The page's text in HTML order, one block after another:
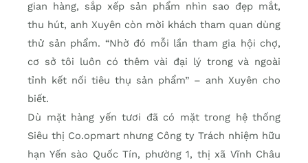
gian hàng, sắp xếp sản phẩm nhìn sao đẹp mắt,
thu hút, anh Xuyên còn mời khách tham quan dùng
thử sản phẩm. “Nhờ đó mỗi lần tham gia hội chợ,
cơ sở tôi luôn có thêm vài đại lý trong và ngoài
tỉnh kết nối tiêu thụ sản phẩm” – anh Xuyên cho
biết.
Dù mặt hàng yến tươi đã có mặt trong hệ thống
Siêu thị Co.opmart nhưng Công ty Trách nhiệm hữu
hạn Yến sào Quốc Tín, phường 1, thị xã Vĩnh Châu